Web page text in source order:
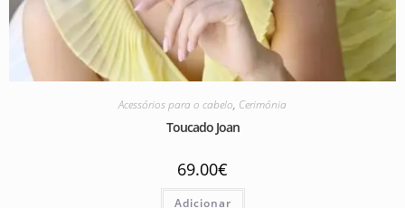
Acessórios para o cabelo, Cerimónia
Toucado Joan
69.00€
Adicionar